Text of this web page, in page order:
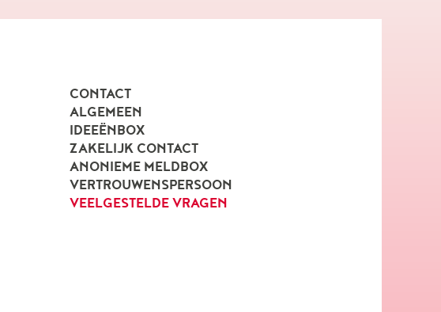
CONTACT
ALGEMEEN
IDEEËNBOX
ZAKELIJK CONTACT
ANONIEME MELDBOX
VERTROUWENSPERSOON
VEELGESTELDE VRAGEN